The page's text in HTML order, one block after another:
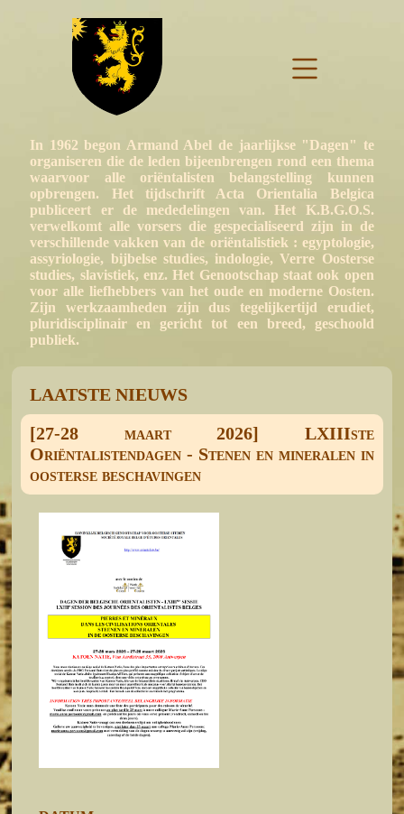
In 1962 begon Armand Abel de jaarlijkse "Dagen" te
organiseren die de leden bijeenbrengen rond een thema
waarvoor alle oriëntalisten belangstelling kunnen
opbrengen. Het tijdschrift Acta Orientalia Belgica
publiceert er de mededelingen van. Het K.B.G.O.S.
verwelkomt alle vorsers die gespecialiseerd zijn in de
verschillende vakken van de oriëntalistiek : egyptologie,
assyriologie, bijbelse studies, indologie, Verre Oosterse
studies, slavistiek, enz. Het Genootschap staat ook open
voor alle liefhebbers van het oude en moderne Oosten.
Zijn werkzaamheden zijn dus tegelijkertijd erudiet,
pluridisciplinair en gericht tot een breed, geschoold
publiek.
LAATSTE NIEUWS
[27-28 maart 2026] LXIIIste
Oriëntalistendagen - Stenen en mineralen in
oosterse beschavingen